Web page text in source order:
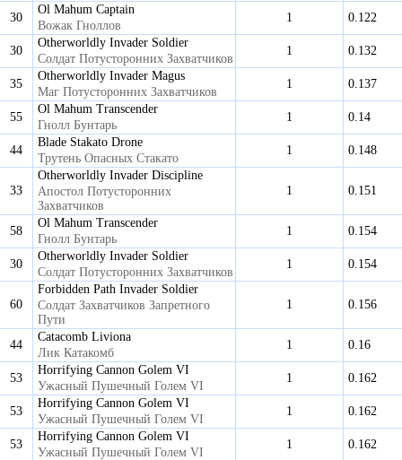
30
Ol Mahum Captain
Вожак Гноллов
1 0.122
30
Otherworldly Invader Soldier
Солдат Потусторонних Захватчиков
1 0.132
35
Otherworldly Invader Magus
Маг Потусторонних Захватчиков
1 0.137
55
Ol Mahum Transcender
Гнолл Бунтарь
1 0.14
44
Blade Stakato Drone
Трутень Опасных Стакато
1 0.148
33
Otherworldly Invader Discipline
Апостол Потусторонних
Захватчиков
1 0.151
58
Ol Mahum Transcender
Гнолл Бунтарь
1 0.154
30
Otherworldly Invader Soldier
Солдат Потусторонних Захватчиков
1 0.154
60
Forbidden Path Invader Soldier
Солдат Захватчиков Запретного
Пути
1 0.156
44
Catacomb Liviona
Лик Катакомб
1 0.16
53
Horrifying Cannon Golem VI
Ужасный Пушечный Голем VI
1 0.162
53
Horrifying Cannon Golem VI
Ужасный Пушечный Голем VI
1 0.162
53
Horrifying Cannon Golem VI
Ужасный Пушечный Голем VI
1 0.162